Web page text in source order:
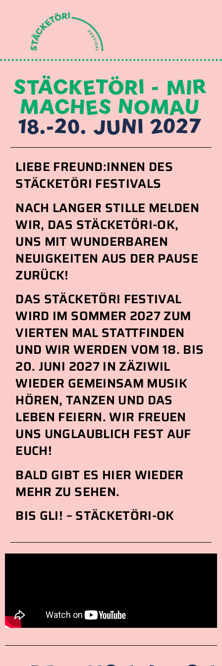
STÄCKETÖRI - MIR
MACHES NOMAU
18.-20. JUNI 2027
LIEBE FREUND:INNEN DES
STÄCKETÖRI FESTIVALS
NACH LANGER STILLE MELDEN
WIR, DAS STÄCKETÖRI-OK,
UNS MIT WUNDERBAREN
NEUIGKEITEN AUS DER PAUSE
ZURÜCK!
DAS STÄCKETÖRI FESTIVAL
WIRD IM SOMMER 2027 ZUM
VIERTEN MAL STATTFINDEN
UND WIR WERDEN VOM 18. BIS
20. JUNI 2027 IN ZÄZIWIL
WIEDER GEMEINSAM MUSIK
HÖREN, TANZEN UND DAS
LEBEN FEIERN. WIR FREUEN
UNS UNGLAUBLICH FEST AUF
EUCH!
BALD GIBT ES HIER WIEDER
MEHR ZU SEHEN.
BIS GLI! – STÄCKETÖRI-OK